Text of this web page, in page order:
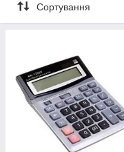
Сортування